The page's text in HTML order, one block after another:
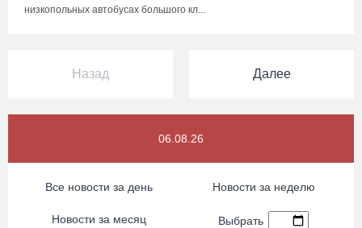
низкопольных автобусах большого кл...
Назад Далее
06.08.26
Все новости за день Новости за неделю
Новости за месяц Выбрать